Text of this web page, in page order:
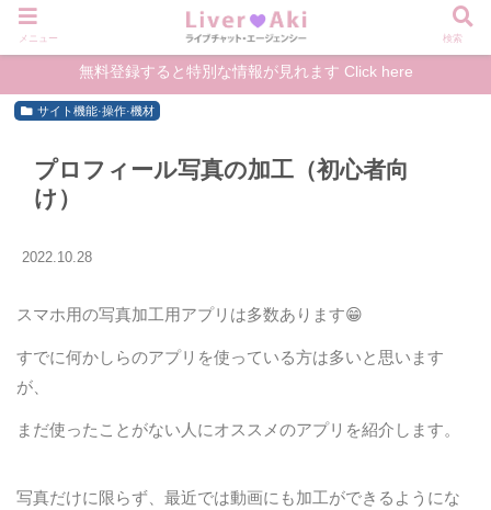
無料登録すると特別な情報が見れます Click here
サイト機能·操作·機材
プロフィール写真の加工（初心者向
け）
2022.10.28
スマホ用の写真加工用アプリは多数あります😁
すでに何かしらのアプリを使っている方は多いと思います
が、
まだ使ったことがない人にオススメのアプリを紹介します。
写真だけに限らず、最近では動画にも加工ができるようにな
メニュー 検索